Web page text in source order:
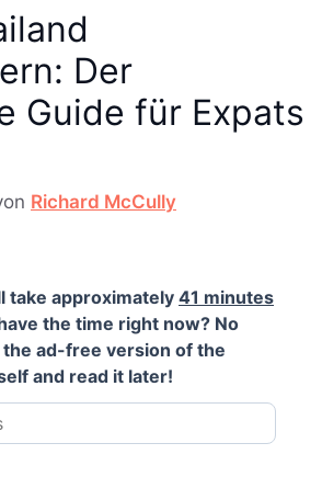
Der
Guide für Expats
Richard McCully
take approximately 41 minutes
the time right now? No
ad-free version of the
and read it later!